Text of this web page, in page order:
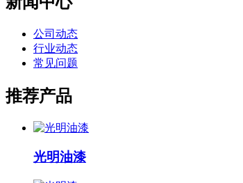
公司动态
行业动态
常见问题
推荐产品
光明油漆